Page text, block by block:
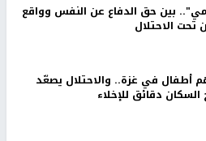
بين حق الدفاع عن النفس وواقع
تحت الاحتلال
أطفال في غزة.. والاحتلال يصعّد
السكان دقائق للإخلاء